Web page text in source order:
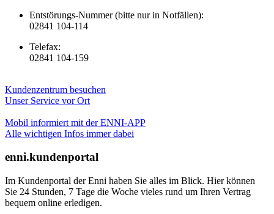
Entstörungs-Nummer (bitte nur in Notfällen):
02841 104-114
Telefax:
02841 104-159
Kundenzentrum besuchen
Unser Service vor Ort
Mobil informiert mit der ENNI-APP
Alle wichtigen Infos immer dabei
enni.kundenportal
Im Kundenportal der Enni haben Sie alles im Blick. Hier können
Sie 24 Stunden, 7 Tage die Woche vieles rund um Ihren Vertrag
bequem online erledigen.